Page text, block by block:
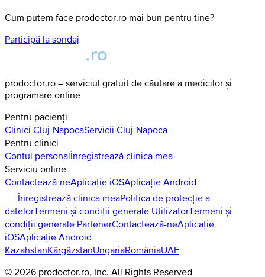
Cum putem face prodoctor.ro mai bun pentru tine?
Participă la sondaj
prodoctor.ro – serviciul gratuit de căutare a medicilor și
programare online
Pentru pacienți
Clinici Cluj-NapocaServicii Cluj-Napoca
Pentru clinici
Contul personalÎnregistrează clinica mea
Serviciu online
Contactează-neAplicație iOSAplicație Android
Înregistrează clinica meaPolitica de protecție a
datelorTermeni și condiții generale UtilizatorTermeni și
condiții generale PartenerContactează-neAplicație
iOSAplicație Android
KazahstanKârgâzstanUngariaRomâniaUAE
© 2026 prodoctor.ro, Inc. All Rights Reserved